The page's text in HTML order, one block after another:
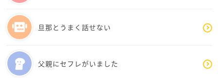
と言うだけでいい気がします。
もういい年齢なので、彼女のしたことはご自分に降り
あとはご自分の責任でどうぞ、でかまわないと思いま
旦那とうまく話せない
父親にセフレがいました